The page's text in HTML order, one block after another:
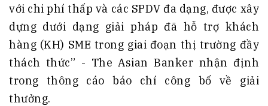
với chi phí thấp và các SPDV đa dạng, được xây
dựng dưới dạng giải pháp đã hỗ trợ khách
hàng (KH) SME trong giai đoạn thị trường đầy
thách thức” - The Asian Banker nhận định
trong thông cáo báo chí công bố về giải
thưởng.